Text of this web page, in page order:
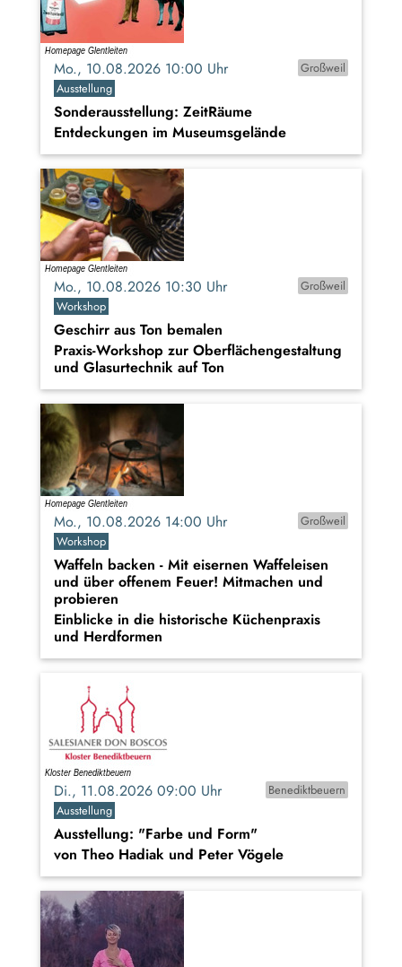
Mo., 10.08.2026 10:00 Uhr
Großweil
Ausstellung
Sonderausstellung: ZeitRäume
Entdeckungen im Museumsgelände
Mo., 10.08.2026 10:30 Uhr
Großweil
Workshop
Geschirr aus Ton bemalen
Praxis-Workshop zur Oberflächengestaltung
und Glasurtechnik auf Ton
Mo., 10.08.2026 14:00 Uhr
Großweil
Workshop
Waffeln backen - Mit eisernen Waffeleisen
und über offenem Feuer! Mitmachen und
probieren
Einblicke in die historische Küchenpraxis
und Herdformen
Di., 11.08.2026 09:00 Uhr
Benediktbeuern
Ausstellung
Ausstellung: "Farbe und Form"
von Theo Hadiak und Peter Vögele